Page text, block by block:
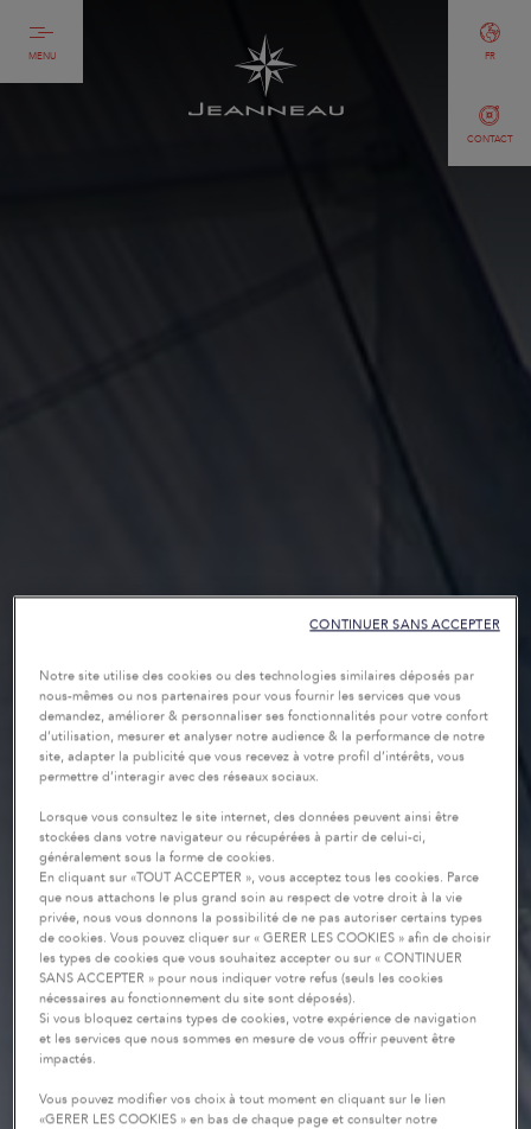
MENU
CONTACT
FR
Notre site utilise des cookies ou des technologies similaires déposés par
nous-mêmes ou nos partenaires pour vous fournir les services que vous
demandez, améliorer & personnaliser ses fonctionnalités pour votre confort
d’utilisation, mesurer et analyser notre audience & la performance de notre
site, adapter la publicité que vous recevez à votre profil d’intérêts, vous
permettre d’interagir avec des réseaux sociaux.
Lorsque vous consultez le site internet, des données peuvent ainsi être
stockées dans votre navigateur ou récupérées à partir de celui-ci,
généralement sous la forme de cookies.
En cliquant sur «TOUT ACCEPTER », vous acceptez tous les cookies. Parce
que nous attachons le plus grand soin au respect de votre droit à la vie
privée, nous vous donnons la possibilité de ne pas autoriser certains types
de cookies. Vous pouvez cliquer sur « GERER LES COOKIES » afin de choisir
les types de cookies que vous souhaitez accepter ou sur « CONTINUER
SANS ACCEPTER » pour nous indiquer votre refus (seuls les cookies
nécessaires au fonctionnement du site sont déposés).
Si vous bloquez certains types de cookies, votre expérience de navigation
et les services que nous sommes en mesure de vous offrir peuvent être
impactés.
Vous pouvez modifier vos choix à tout moment en cliquant sur le lien
«GERER LES COOKIES » en bas de chaque page et consulter notre
CONTINUER SANS ACCEPTER